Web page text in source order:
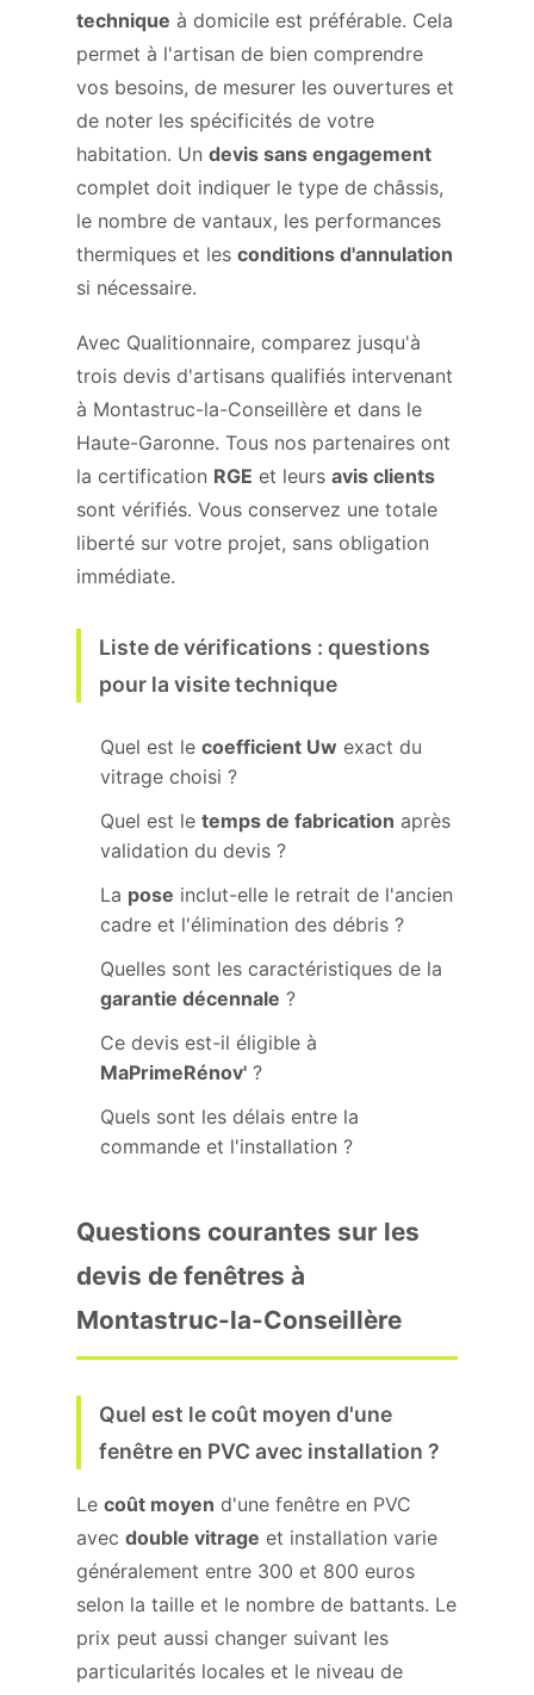
technique à domicile est préférable. Cela
permet à l'artisan de bien comprendre
vos besoins, de mesurer les ouvertures et
de noter les spécificités de votre
habitation. Un devis sans engagement
complet doit indiquer le type de châssis,
le nombre de vantaux, les performances
thermiques et les conditions d'annulation
si nécessaire.
Avec Qualitionnaire, comparez jusqu'à
trois devis d'artisans qualifiés intervenant
à Montastruc-la-Conseillère et dans le
Haute-Garonne. Tous nos partenaires ont
la certification RGE et leurs avis clients
sont vérifiés. Vous conservez une totale
liberté sur votre projet, sans obligation
immédiate.
Liste de vérifications : questions
pour la visite technique
Quel est le coefficient Uw exact du
vitrage choisi ?
Quel est le temps de fabrication après
validation du devis ?
La pose inclut-elle le retrait de l'ancien
cadre et l'élimination des débris ?
Quelles sont les caractéristiques de la
garantie décennale ?
Ce devis est-il éligible à
MaPrimeRénov' ?
Quels sont les délais entre la
commande et l'installation ?
Questions courantes sur les
devis de fenêtres à
Montastruc-la-Conseillère
Quel est le coût moyen d'une
fenêtre en PVC avec installation ?
Le coût moyen d'une fenêtre en PVC
avec double vitrage et installation varie
généralement entre 300 et 800 euros
selon la taille et le nombre de battants. Le
prix peut aussi changer suivant les
particularités locales et le niveau de